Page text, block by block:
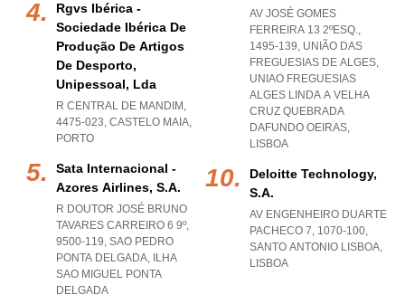
Rgvs Ibérica -
Sociedade Ibérica De
Produção De Artigos
De Desporto,
Unipessoal, Lda
R CENTRAL DE MANDIM,
4475-023, CASTELO MAIA,
PORTO
Sata Internacional -
Azores Airlines, S.a.
R DOUTOR JOSÉ BRUNO
TAVARES CARREIRO 6 9º,
9500-119, SAO PEDRO
PONTA DELGADA, ILHA
SAO MIGUEL PONTA
DELGADA
AV JOSÉ GOMES
FERREIRA 13 2ºESQ.,
1495-139, UNIÃO DAS
FREGUESIAS DE ALGES,
UNIAO FREGUESIAS
ALGES LINDA A VELHA
CRUZ QUEBRADA
DAFUNDO OEIRAS,
LISBOA
Deloitte Technology,
S.a.
AV ENGENHEIRO DUARTE
PACHECO 7, 1070-100,
SANTO ANTONIO LISBOA,
LISBOA